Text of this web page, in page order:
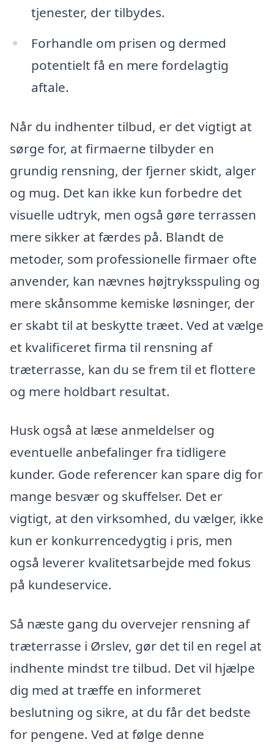
tjenester, der tilbydes.
Forhandle om prisen og dermed
potentielt få en mere fordelagtig
aftale.
Når du indhenter tilbud, er det vigtigt at
sørge for, at firmaerne tilbyder en
grundig rensning, der fjerner skidt, alger
og mug. Det kan ikke kun forbedre det
visuelle udtryk, men også gøre terrassen
mere sikker at færdes på. Blandt de
metoder, som professionelle firmaer ofte
anvender, kan nævnes højtryksspuling og
mere skånsomme kemiske løsninger, der
er skabt til at beskytte træet. Ved at vælge
et kvalificeret firma til rensning af
træterrasse, kan du se frem til et flottere
og mere holdbart resultat.
Husk også at læse anmeldelser og
eventuelle anbefalinger fra tidligere
kunder. Gode referencer kan spare dig for
mange besvær og skuffelser. Det er
vigtigt, at den virksomhed, du vælger, ikke
kun er konkurrencedygtig i pris, men
også leverer kvalitetsarbejde med fokus
på kundeservice.
Så næste gang du overvejer rensning af
træterrasse i Ørslev, gør det til en regel at
indhente mindst tre tilbud. Det vil hjælpe
dig med at træffe en informeret
beslutning og sikre, at du får det bedste
for pengene. Ved at følge denne